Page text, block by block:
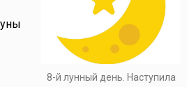
8-й лунный день. Наступила